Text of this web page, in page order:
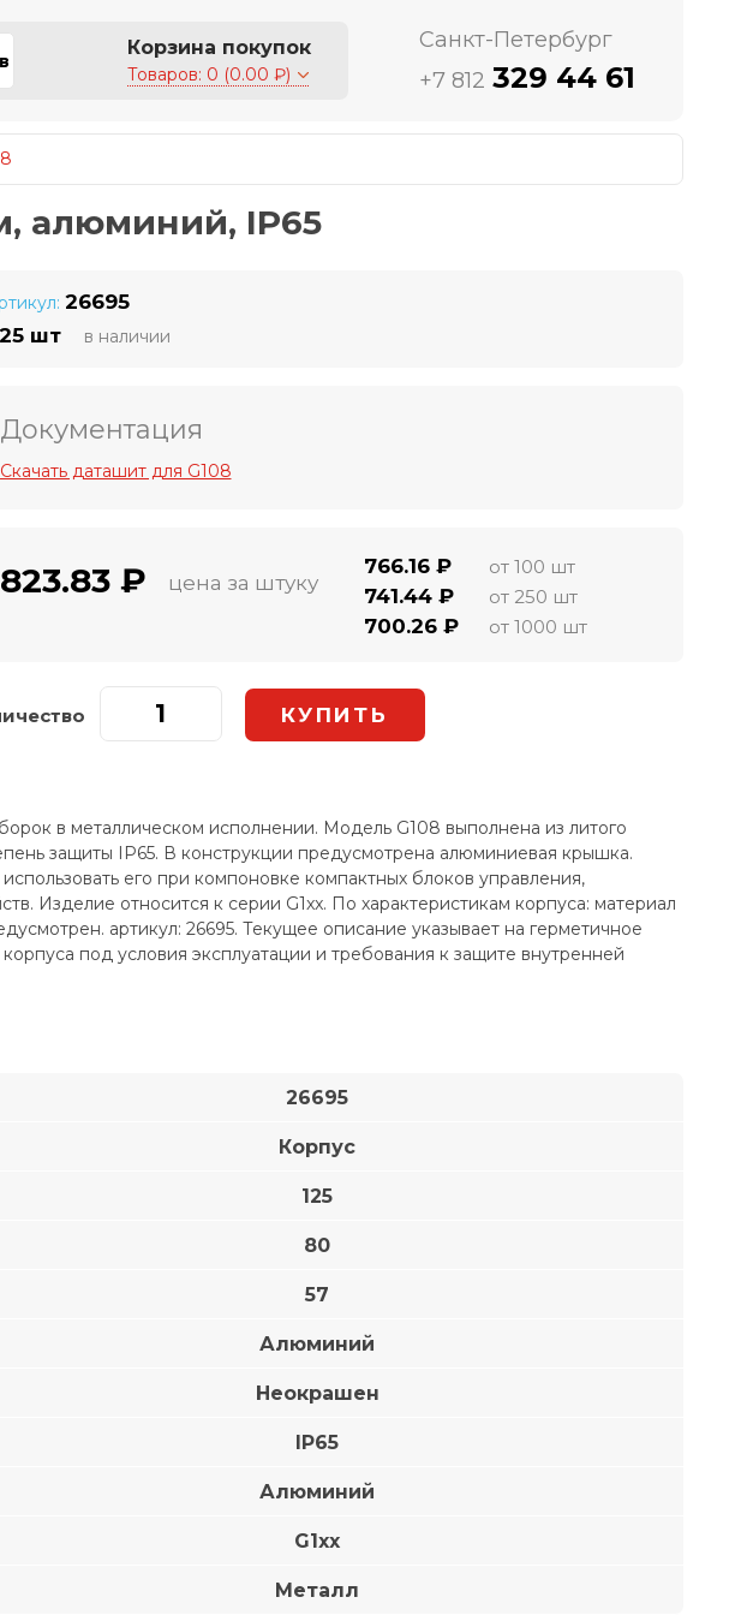
Корзина покупок
Товаров: 0 (0.00 ₽)
Санкт-Петербург
+7 812 329 44 61
алюминий, IP65
26695
шт
в наличии
Документация
Скачать даташит для G108
823.83 ₽ цена за штуку
766.16 ₽ от 100 шт
741.44 ₽ от 250 шт
700.26 ₽ от 1000 шт
в металлическом исполнении. Модель G108 выполнена из литого
защиты IP65. В конструкции предусмотрена алюминиевая крышка.
его при компоновке компактных блоков управления,
Изделие относится к серии G1xx. По характеристикам корпуса: материал
артикул: 26695. Текущее описание указывает на герметичное
под условия эксплуатации и требования к защите внутренней
26695
Корпус
125
80
57
Алюминий
Неокрашен
IP65
Алюминий
G1xx
Металл